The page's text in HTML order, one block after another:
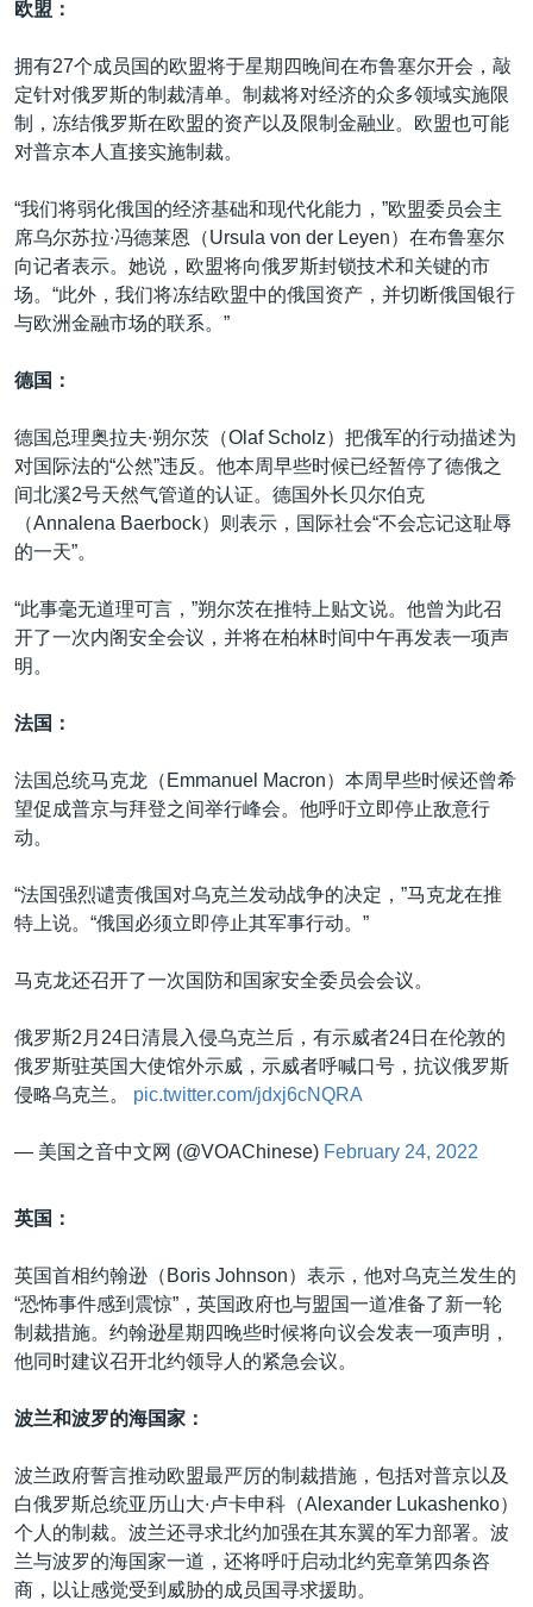
欧盟：
拥有27个成员国的欧盟将于星期四晚间在布鲁塞尔开会，敲
定针对俄罗斯的制裁清单。制裁将对经济的众多领域实施限
制，冻结俄罗斯在欧盟的资产以及限制金融业。欧盟也可能
对普京本人直接实施制裁。
“我们将弱化俄国的经济基础和现代化能力，”欧盟委员会主
席乌尔苏拉∙冯德莱恩（Ursula von der Leyen）在布鲁塞尔
向记者表示。她说，欧盟将向俄罗斯封锁技术和关键的市
场。“此外，我们将冻结欧盟中的俄国资产，并切断俄国银行
与欧洲金融市场的联系。”
德国：
德国总理奥拉夫∙朔尔茨（Olaf Scholz）把俄军的行动描述为
对国际法的“公然”违反。他本周早些时候已经暂停了德俄之
间北溪2号天然气管道的认证。德国外长贝尔伯克
（Annalena Baerbock）则表示，国际社会“不会忘记这耻辱
的一天”。
“此事毫无道理可言，”朔尔茨在推特上贴文说。他曾为此召
开了一次内阁安全会议，并将在柏林时间中午再发表一项声
明。
法国：
法国总统马克龙（Emmanuel Macron）本周早些时候还曾希
望促成普京与拜登之间举行峰会。他呼吁立即停止敌意行
动。
“法国强烈谴责俄国对乌克兰发动战争的决定，”马克龙在推
特上说。“俄国必须立即停止其军事行动。”
马克龙还召开了一次国防和国家安全委员会会议。
俄罗斯2月24日清晨入侵乌克兰后，有示威者24日在伦敦的
俄罗斯驻英国大使馆外示威，示威者呼喊口号，抗议俄罗斯
侵略乌克兰。 pic.twitter.com/jdxj6cNQRA
— 美国之音中文网 (@VOAChinese) February 24, 2022
英国：
英国首相约翰逊（Boris Johnson）表示，他对乌克兰发生的
“恐怖事件感到震惊”，英国政府也与盟国一道准备了新一轮
制裁措施。约翰逊星期四晚些时候将向议会发表一项声明，
他同时建议召开北约领导人的紧急会议。
波兰和波罗的海国家：
波兰政府誓言推动欧盟最严厉的制裁措施，包括对普京以及
白俄罗斯总统亚历山大∙卢卡申科（Alexander Lukashenko）
个人的制裁。波兰还寻求北约加强在其东翼的军力部署。波
兰与波罗的海国家一道，还将呼吁启动北约宪章第四条咨
商，以让感觉受到威胁的成员国寻求援助。